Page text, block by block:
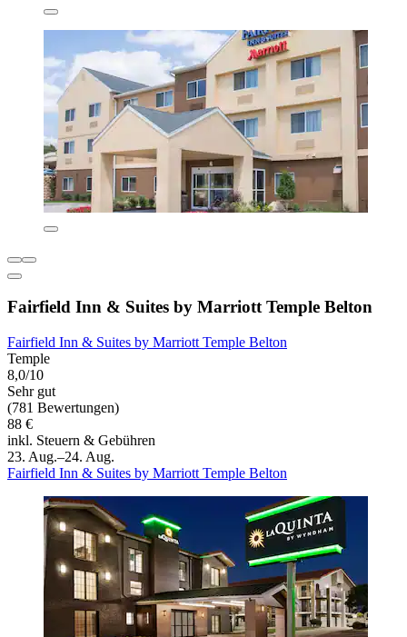
Fairfield Inn & Suites by Marriott Temple Belton
Fairfield Inn & Suites by Marriott Temple Belton
Temple
8,0/10
Sehr gut
(781 Bewertungen)
88 €
inkl. Steuern & Gebühren
23. Aug.–24. Aug.
Fairfield Inn & Suites by Marriott Temple Belton